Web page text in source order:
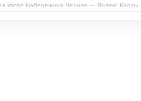
карте Набережных Челнов — Яндекс Карты